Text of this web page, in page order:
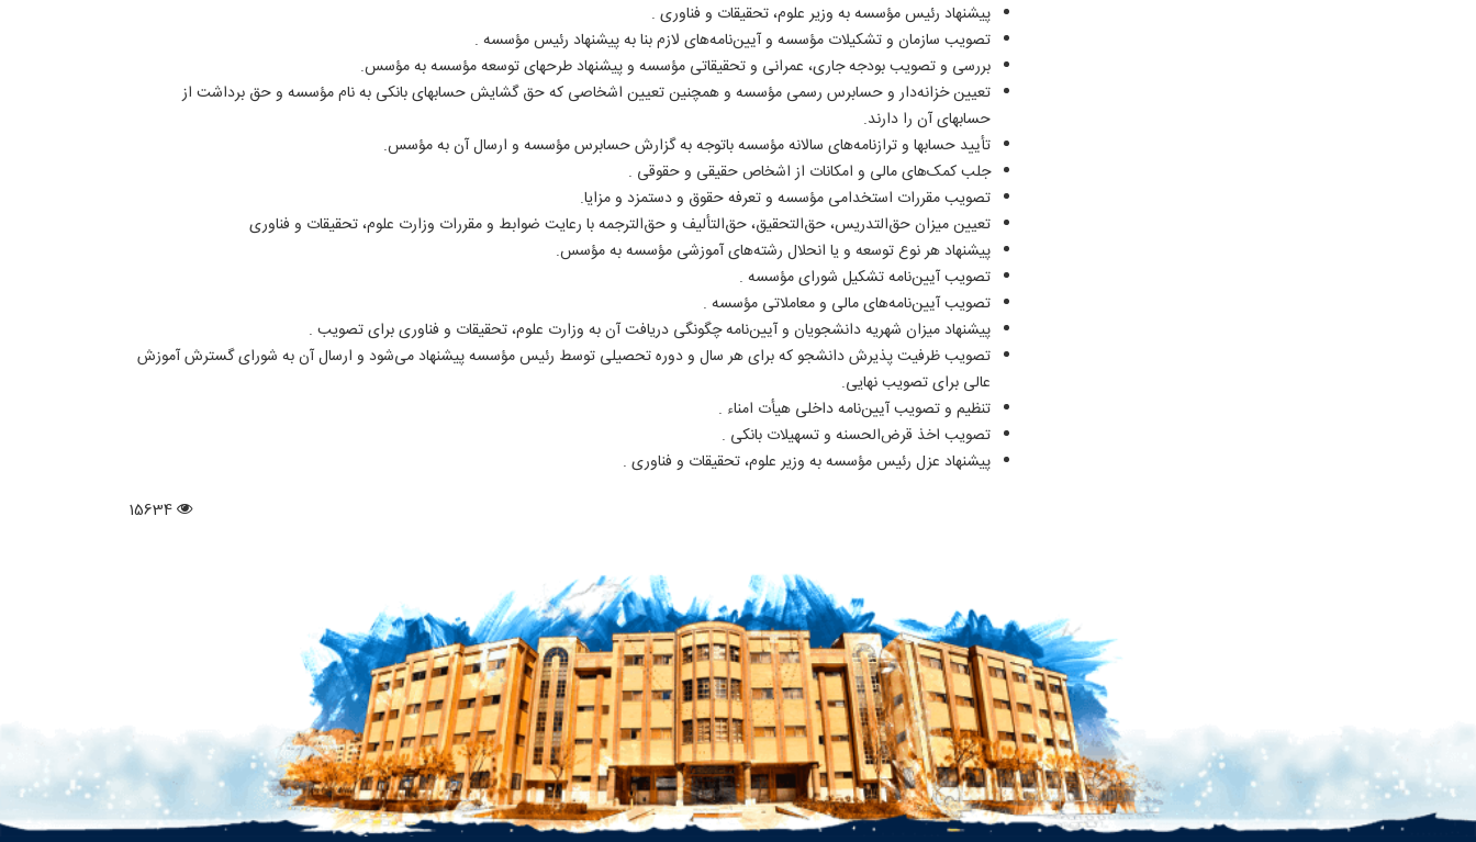
پیشنهاد رئیس مؤسسه به وزیر علوم، تحقیقات و فناوری .
تصویب سازمان و تشکیلات مؤسسه و آیین‌نامه‌های لازم بنا به پیشنهاد رئیس مؤسسه .
بررسی و تصویب بودجه جاری، عمرانی و تحقیقاتی مؤسسه و پیشنهاد طرحهای توسعه مؤسسه به مؤسس.
تعیین خزانه‌دار و حسابرس رسمی مؤسسه و همچنین تعیین اشخاصی که حق گشایش حسابهای بانکی به نام مؤسسه و حق برداشت از
حسابهای آن را دارند.
تأیید حسابها و ترازنامه‌های سالانه مؤسسه باتوجه به گزارش حسابرس مؤسسه و ارسال آن به مؤسس.
جلب کمک‌های مالی و امکانات از اشخاص حقیقی و حقوقی .
تصویب مقررات استخدامی مؤسسه و تعرفه حقوق و دستمزد و مزایا.
تعیین میزان حق‌التدریس، حق‌التحقیق، حق‌التألیف و حق‌الترجمه با رعایت ضوابط و مقررات وزارت علوم، تحقیقات و فناوری
پیشنهاد هر نوع توسعه و یا انحلال رشته‌های آموزشی مؤسسه به مؤسس.
تصویب آیین‌نامه تشکیل شورای مؤسسه .
تصویب آیین‌نامه‌های مالی و معاملاتی مؤسسه .
پیشنهاد میزان شهریه دانشجویان و آیین‌نامه چگونگی دریافت آن به وزارت علوم، تحقیقات و فناوری برای تصویب .
تصویب ظرفیت پذیرش دانشجو که برای هر سال و دوره تحصیلی توسط رئیس مؤسسه پیشنهاد می‌شود و ارسال آن به شورای گسترش آموزش
عالی برای تصویب نهایی.
تنظیم و تصویب آیین‌نامه داخلی هیأت امناء .
تصویب اخذ قرض‌الحسنه و تسهیلات بانکی .
پیشنهاد عزل رئیس مؤسسه به وزیر علوم، تحقیقات و فناوری .